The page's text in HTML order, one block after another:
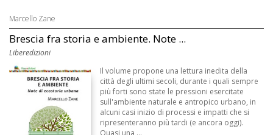
Marcello Zane
Brescia fra storia e ambiente. Note ...
Liberedizioni
Il volume propone una lettura inedita della
città degli ultimi secoli, durante i quali sempre
più forti sono state le pressioni esercitate
sull'ambiente naturale e antropico urbano, in
alcuni casi inizio di processi e impatti che si
ripresenteranno più tardi (e ancora oggi).
Quasi una ...